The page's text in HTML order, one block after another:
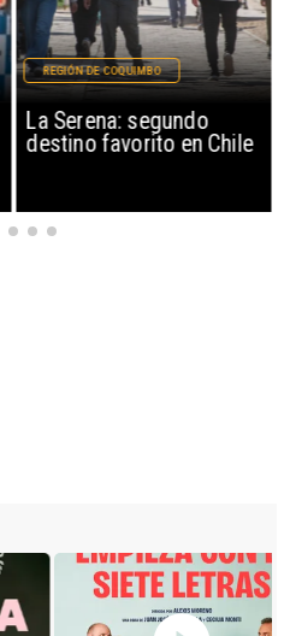
La Serena: segundo
destino favorito en Chile
REGIÓN DE COQUIMBO